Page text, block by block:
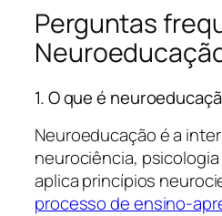
Perguntas
1. O que é
Neuroeducação é a
neurociência,
aplica princípios
processo de ensino-